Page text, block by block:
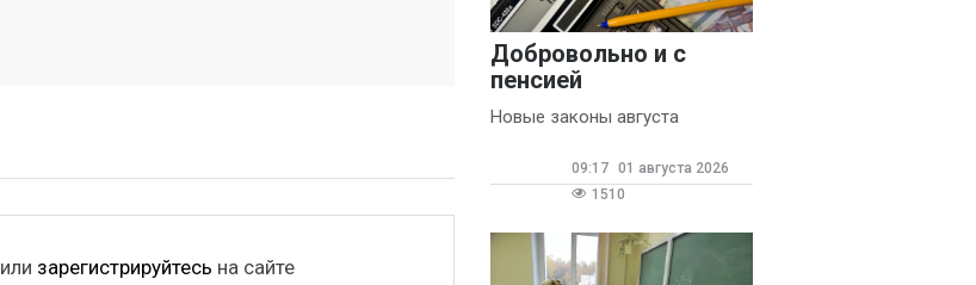
или зарегистрируйтесь на сайте
Добровольно и с
пенсией
Новые законы августа
09:17 01 августа 2026
1510